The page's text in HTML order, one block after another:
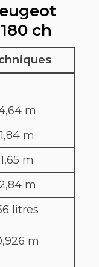
ch
m
1,84 m
1,65 m
2,84 m
litres
m